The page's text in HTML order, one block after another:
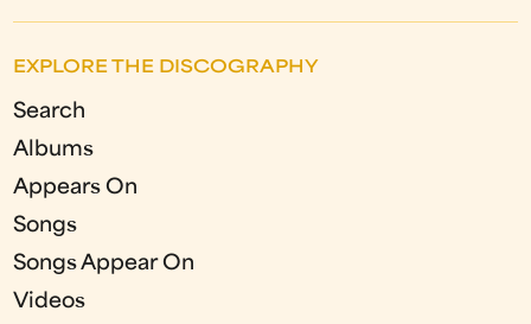
EXPLORE THE DISCOGRAPHY
Search
Albums
Appears On
Songs
Songs Appear On
Videos